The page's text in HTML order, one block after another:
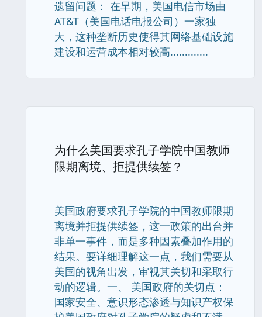
遗留问题： 在早期，美国电信市场由
AT&T（美国电话电报公司）一家独
大，这种垄断历史使得其网络基础设施
建设和运营成本相对较高.............
为什么美国要求孔子学院中国教师
限期离境、拒提供续签？
美国政府要求孔子学院的中国教师限期
离境并拒提供续签，这一政策的出台并
非单一事件，而是多种因素叠加作用的
结果。要详细理解这一点，我们需要从
美国的视角出发，审视其关切和采取行
动的逻辑。一、 美国政府的关切点：
国家安全、意识形态渗透与知识产权保